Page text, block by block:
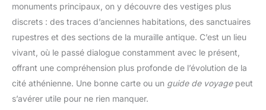
monuments principaux, on y découvre des vestiges plus
discrets : des traces d’anciennes habitations, des sanctuaires
rupestres et des sections de la muraille antique. C’est un lieu
vivant, où le passé dialogue constamment avec le présent,
offrant une compréhension plus profonde de l’évolution de la
cité athénienne. Une bonne carte ou un guide de voyagepeut
s’avérer utile pour ne rien manquer.